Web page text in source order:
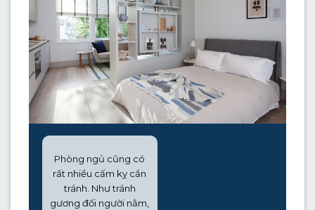
Phòng ngủ cũng có
rất nhiều cấm kỵ cần
tránh. Như tránh
gương đối người nằm,